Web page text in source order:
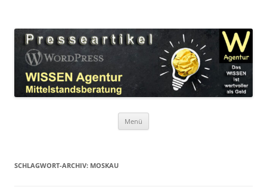
Agentur
Menü
SCHLAGWORT-ARCHIV: MOSKAU